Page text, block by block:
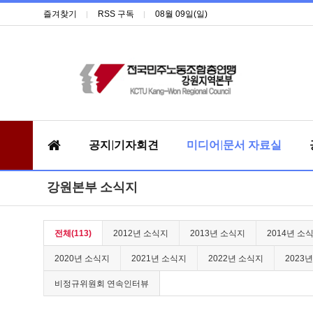
즐겨찾기 RSS 구독 08월 09일(일)
공지|기자회견 미디어|문서 자료실
강원본부 소식지
전체(113) 2012년 소식지 2013년 소식지 2014년 소식
2020년 소식지 2021년 소식지 2022년 소식지 2023년
비정규위원회 연속인터뷰